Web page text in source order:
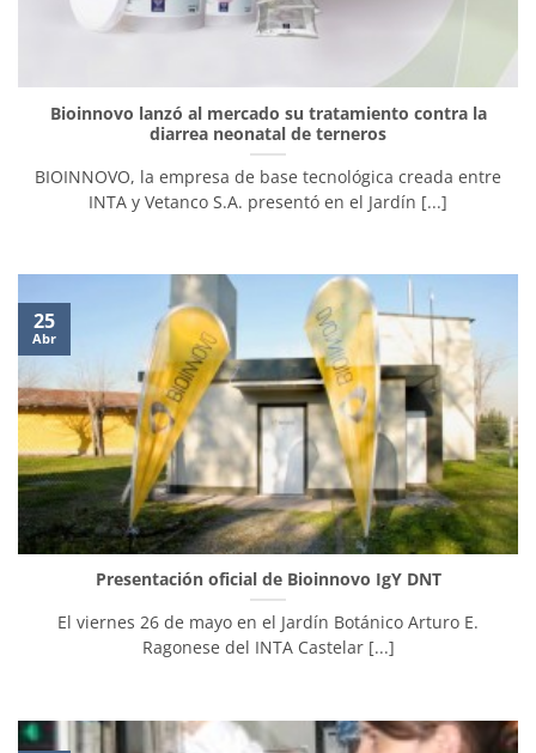
Bioinnovo lanzó al mercado su tratamiento contra la
diarrea neonatal de terneros
BIOINNOVO, la empresa de base tecnológica creada entre
INTA y Vetanco S.A. presentó en el Jardín [...]
Presentación oficial de Bioinnovo IgY DNT
El viernes 26 de mayo en el Jardín Botánico Arturo E.
Ragonese del INTA Castelar [...]
25
Abr